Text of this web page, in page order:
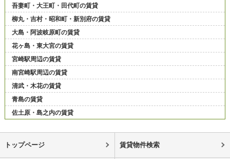
吾妻町・大王町・田代町の賃貸
柳丸・吉村・昭和町・新別府の賃貸
大島・阿波岐原町の賃貸
花ヶ島・東大宮の賃貸
宮崎駅周辺の賃貸
南宮崎駅周辺の賃貸
清武・木花の賃貸
青島の賃貸
佐土原・島之内の賃貸
トップページ 賃貸物件検索